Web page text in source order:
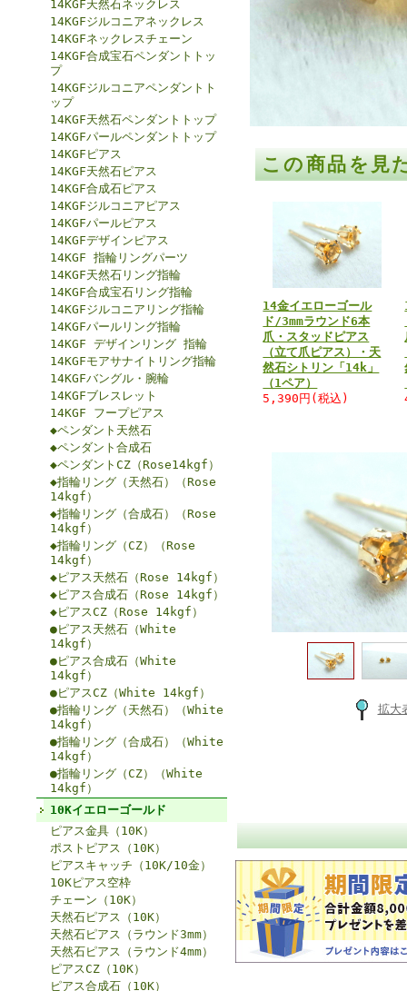
14KGF天然石ネックレス
14KGFジルコニアネックレス
14KGFネックレスチェーン
14KGF合成宝石ペンダントトッ
プ
14KGFジルコニアペンダントト
ップ
14KGF天然石ペンダントトップ
14KGFパールペンダントトップ
14KGFピアス
14KGF天然石ピアス
14KGF合成石ピアス
14KGFジルコニアピアス
14KGFパールピアス
14KGFデザインピアス
14KGF 指輪リングパーツ
14KGF天然石リング指輪
14KGF合成宝石リング指輪
14KGFジルコニアリング指輪
14KGFパールリング指輪
14KGF デザインリング 指輪
14KGFモアサナイトリング指輪
14KGFバングル・腕輪
14KGFブレスレット
14KGF フープピアス
◆ペンダント天然石
◆ペンダント合成石
◆ペンダントCZ（Rose14kgf）
◆指輪リング（天然石）（Rose
14kgf）
◆指輪リング（合成石）（Rose
14kgf）
◆指輪リング（CZ）（Rose
14kgf）
◆ピアス天然石（Rose 14kgf）
◆ピアス合成石（Rose 14kgf）
◆ピアスCZ（Rose 14kgf）
●ピアス天然石（White
14kgf）
●ピアス合成石（White
14kgf）
●ピアスCZ（White 14kgf）
●指輪リング（天然石）（White
14kgf）
●指輪リング（合成石）（White
14kgf）
●指輪リング（CZ）（White
14kgf）
10Kイエローゴールド
ピアス金具（10K）
ポストピアス（10K）
ピアスキャッチ（10K/10金）
10Kピアス空枠
チェーン（10K）
天然石ピアス（10K）
天然石ピアス（ラウンド3mm）
天然石ピアス（ラウンド4mm）
ピアスCZ（10K）
ピアス合成石（10K）
この商品を見
14金イエローゴール
ド/3mmラウンド6本
爪・スタッドピアス
（立て爪ピアス）・天
然石シトリン「14k」
（1ペア）
5,390円(税込)
拡大